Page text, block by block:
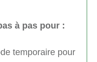
à pas pour :
temporaire pour